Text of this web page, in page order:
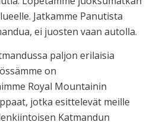
Jatkamme Panutista
ei juosten vaan autolla.
paljon erilaisia
on
Royal Mountainin
jotka esittelevät meille
Katmandun